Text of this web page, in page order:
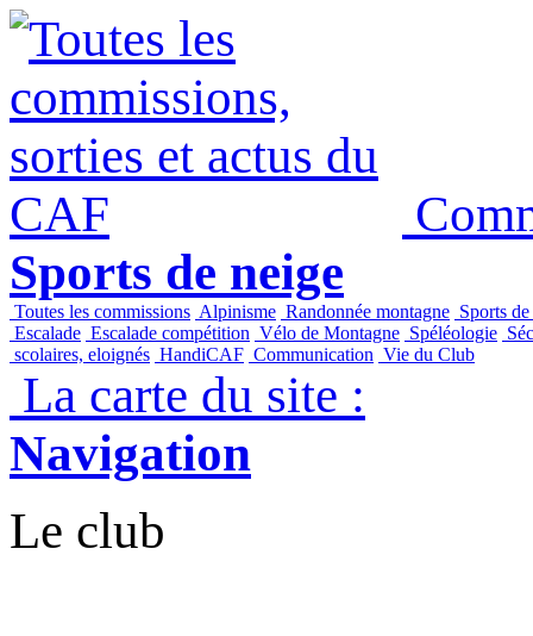
Sports de neige
Toutes les commissions Alpinisme Randonnée montagne Sports
Escalade Escalade compétition Vélo de Montagne Spéléologie
scolaires, eloignés HandiCAF Communication Vie du Club
La carte du site :
Navigation
Le club